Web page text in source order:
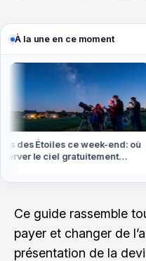
À la une en ce moment
des Étoiles ce week-end: où
le ciel gratuitement
Ce guide rassemble
payer et changer de
présentation de la